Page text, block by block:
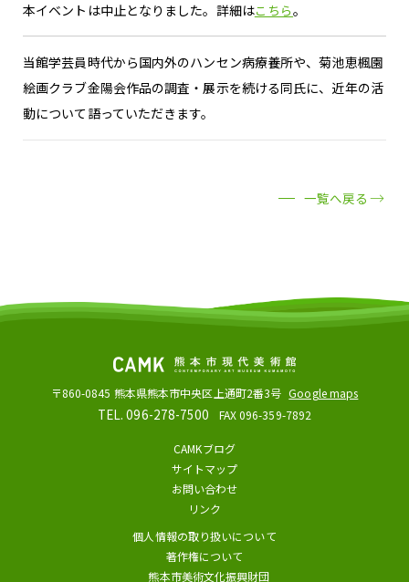
本イベントは中止となりました。詳細はこちら。
当館学芸員時代から国内外のハンセン病療養所や、菊池恵楓園
絵画クラブ金陽会作品の調査・展示を続ける同氏に、近年の活
動について語っていただきます。
一覧へ戻る
〒860-0845 熊本県熊本市中央区上通町2番3号 Google maps
TEL. 096-278-7500 FAX 096-359-7892
CAMKブログ
サイトマップ
お問い合わせ
リンク
個人情報の取り扱いについて
著作権について
熊本市美術文化振興財団